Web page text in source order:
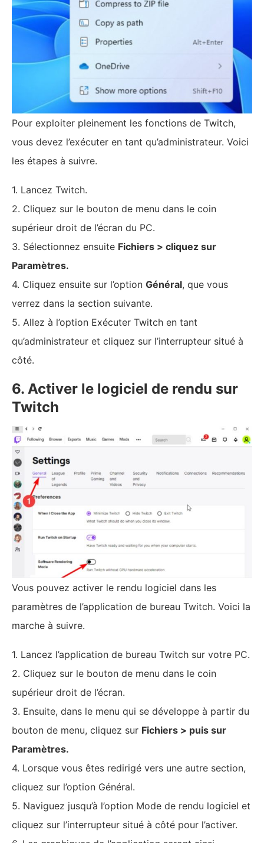
Pour exploiter pleinement les fonctions de Twitch,
vous devez l’exécuter en tant qu’administrateur. Voici
les étapes à suivre.
1. Lancez Twitch.
2. Cliquez sur le bouton de menu dans le coin
supérieur droit de l’écran du PC.
3. Sélectionnez ensuite Fichiers > cliquez sur
Paramètres.
4. Cliquez ensuite sur l’option Général, que vous
verrez dans la section suivante.
5. Allez à l’option Exécuter Twitch en tant
qu’administrateur et cliquez sur l’interrupteur situé à
côté.
6. Activer le logiciel de rendu sur
Twitch
Vous pouvez activer le rendu logiciel dans les
paramètres de l’application de bureau Twitch. Voici la
marche à suivre.
1. Lancez l’application de bureau Twitch sur votre PC.
2. Cliquez sur le bouton de menu dans le coin
supérieur droit de l’écran.
3. Ensuite, dans le menu qui se développe à partir du
bouton de menu, cliquez sur Fichiers > puis sur
Paramètres.
4. Lorsque vous êtes redirigé vers une autre section,
cliquez sur l’option Général.
5. Naviguez jusqu’à l’option Mode de rendu logiciel et
cliquez sur l’interrupteur situé à côté pour l’activer.